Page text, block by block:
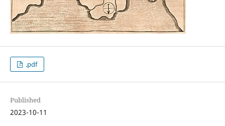
.pdf
Published
2023-10-11